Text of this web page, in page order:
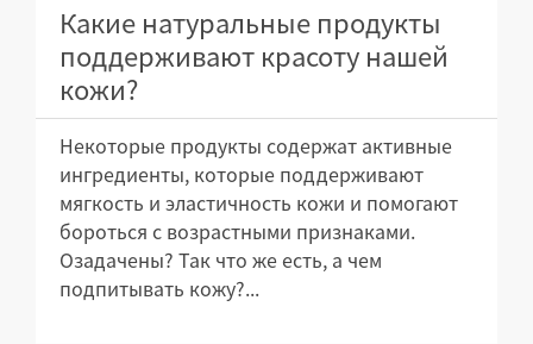
Какие натуральные продукты
поддерживают красоту нашей
кожи?
Некоторые продукты содержат активные
ингредиенты, которые поддерживают
мягкость и эластичность кожи и помогают
бороться с возрастными признаками.
Озадачены? Так что же есть, а чем
подпитывать кожу?...